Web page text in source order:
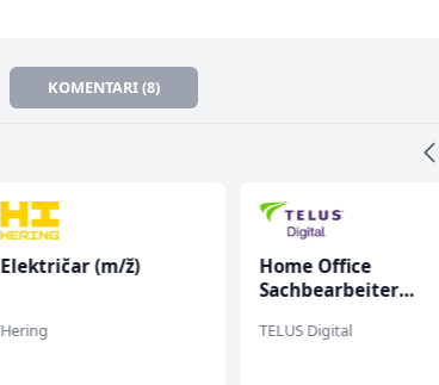
KOMENTARI (8)
Električar (m/ž)
Hering
Home Office
Sachbearbeiter
bekannten
TELUS Digital